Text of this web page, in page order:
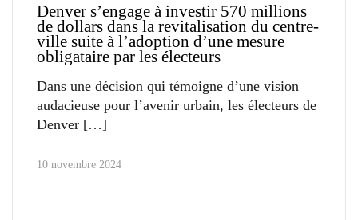
Denver s’engage à investir 570 millions
de dollars dans la revitalisation du centre-
ville suite à l’adoption d’une mesure
obligataire par les électeurs
Dans une décision qui témoigne d’une vision
audacieuse pour l’avenir urbain, les électeurs de
Denver
10 novembre 2024